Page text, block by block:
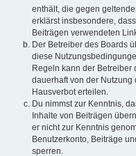
enthält, die gegen
erklärst insbesondere,
Beiträgen verwendeten
Der Betreiber des Boards
diese
Regeln kann der Betreiber
dauerhaft von der
Hausverbot erteilen.
Du nimmst zur Kenntnis,
Inhalte von Beiträgen
er nicht zur Kenntnis
Benutzerkonto, Beiträge
sperren.